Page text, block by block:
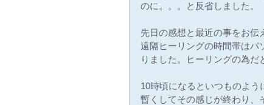
のに。。。と反省しました。
先日の感想と最近の事をお伝
遠隔ヒーリングの時間帯はパ
りました。ヒーリングの為だ
10時頃になるといつものよう
暫くしてその感じが終わり、